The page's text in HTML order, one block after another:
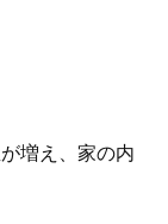
増え、家の内